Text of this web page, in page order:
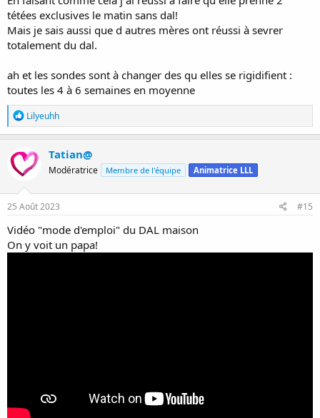
tétées exclusives le matin sans dal!
Mais je sais aussi que d autres mères ont réussi à sevrer
totalement du dal.
ah et les sondes sont à changer des qu elles se rigidifient :
toutes les 4 à 6 semaines en moyenne
R
é
a
t
i
n
s
Lilyeuhh
Tatian@
Modératrice Membre de l'équipe Animatrice LLL
25 Août 2023 #15
Vidéo "mode d'emploi" du DAL maison
On y voit un papa!